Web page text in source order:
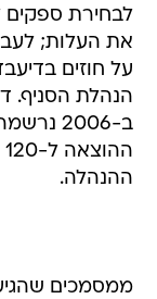
לבחירת ספקים
את העלות;
על חוזים
הנהלת הסניף.
ההנהלה.